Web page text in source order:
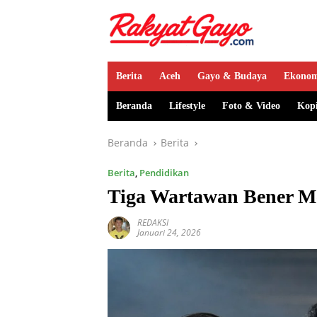
Berita Aceh Gayo & Budaya
Beranda Lifestyle Foto & Video
Beranda Berita
Berita, Pendidikan
Tiga Wartawan Bener
REDAKSI
Januari 24, 2026